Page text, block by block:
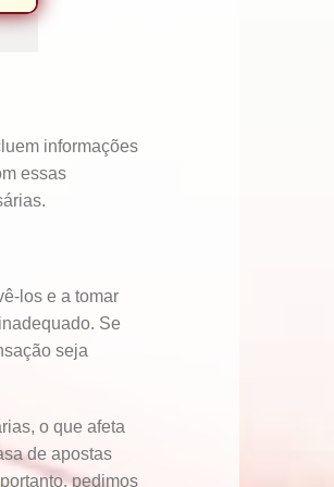
informações
essas
los e a tomar
Se
seja
o que afeta
de apostas
pedimos